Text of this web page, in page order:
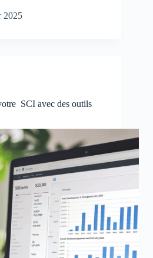
2025
SCI avec des outils